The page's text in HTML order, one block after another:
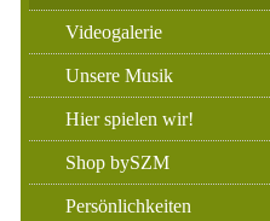
Videogalerie
Unsere Musik
Hier spielen wir!
Shop bySZM
Persönlichkeiten